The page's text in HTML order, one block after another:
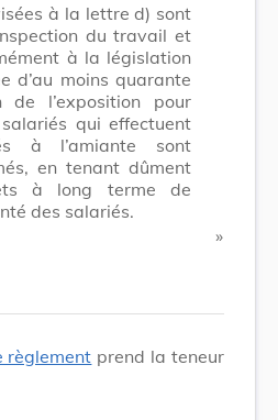
à la lettre d) sont
du travail et
à la législation
d’au moins quarante
l’exposition pour
qui effectuent
à l’amiante sont
en tenant dûment
à long terme de
des salariés.
​ »
règlement prend la teneur